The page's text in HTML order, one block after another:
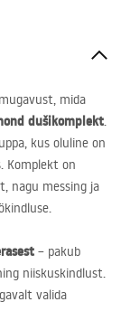
mida
dušikomplekt.
kus oluline on
Komplekt on
nagu messing ja
– pakub
niiskuskindlust.
valida